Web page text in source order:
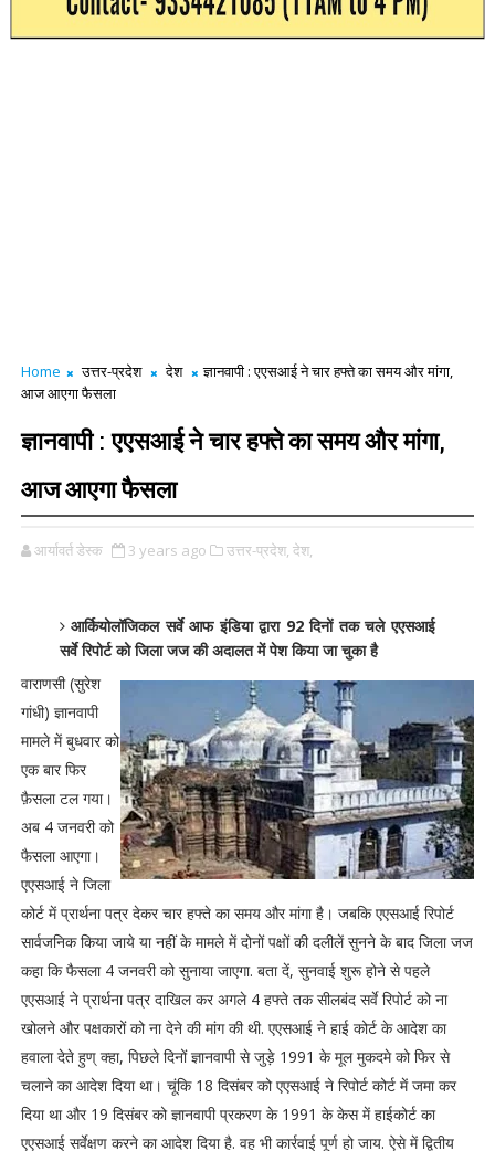
Home उत्तर-प्रदेश देश
ज्ञानवापी : एएसआई ने चार हफ्ते का समय और मांगा,
आज आएगा फैसला
ज्ञानवापी : एएसआई ने चार हफ्ते का समय और मांगा,
आज आएगा फैसला
आर्यावर्त डेस्क 3 years ago उत्तर-प्रदेश, देश,
आर्कियोलॉजिकल सर्वे आफ इंडिया द्वारा 92 दिनों तक चले एएसआई
सर्वे रिपोर्ट को जिला जज की अदालत में पेश किया जा चुका है
वाराणसी (सुरेश
गांधी) ज्ञानवापी
मामले में बुधवार को
एक बार फिर
फ़ैसला टल गया।
अब 4 जनवरी को
फैसला आएगा।
एएसआई ने जिला
कोर्ट में प्रार्थना पत्र देकर चार हफ्ते का समय और मांगा है। जबकि एएसआई रिपोर्ट
सार्वजनिक किया जाये या नहीं के मामले में दोनों पक्षों की दलीलें सुनने के बाद जिला जज
कहा कि फैसला 4 जनवरी को सुनाया जाएगा. बता दें, सुनवाई शुरू होने से पहले
एएसआई ने प्रार्थना पत्र दाखिल कर अगले 4 हफ्ते तक सीलबंद सर्वे रिपोर्ट को ना
खोलने और पक्षकारों को ना देने की मांग की थी. एएसआई ने हाई कोर्ट के आदेश का
हवाला देते हुण् क्हा, पिछले दिनों ज्ञानवापी से जुड़े 1991 के मूल मुकदमे को फिर से
चलाने का आदेश दिया था। चूंकि 18 दिसंबर को एएसआई ने रिपोर्ट कोर्ट में जमा कर
दिया था और 19 दिसंबर को ज्ञानवापी प्रकरण के 1991 के केस में हाईकोर्ट का
एएसआई सर्वेक्षण करने का आदेश दिया है. वह भी कार्रवाई पूर्ण हो जाय. ऐसे में द्वितीय